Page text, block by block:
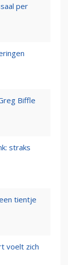
per
Biffle
straks
tientje
voelt zich